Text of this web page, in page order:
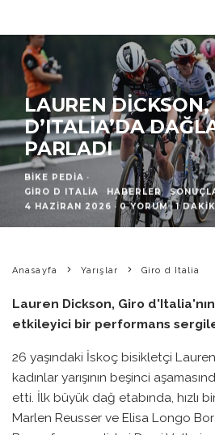
LAUREN DICKSON,
D’ITALIA’DA
PARLADI
BIKE PEDIA ·
GIRO D ITALIA
HABERLER
4 HAZIRAN 2026 · 0 YORUM · 1
Anasayfa Yarışlar Giro d Italia
Lauren Dickson, Giro
etkileyici bir performans
26 yaşındaki İskoç bisikletçi
kadınlar yarışının beşinci
etti. İlk büyük dağ etabında, hızlı
Marlen Reusser ve Elisa Longo